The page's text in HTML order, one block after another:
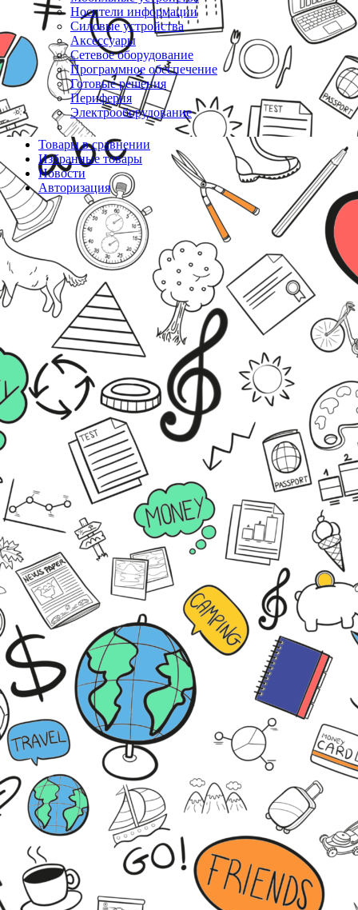
Носители информации
Силовые устройства
Аксессуары
Сетевое оборудование
Программное обеспечение
Готовые решения
Периферия
Электрооборудование
Товары в сравнении
Избранные товары
Новости
Авторизация